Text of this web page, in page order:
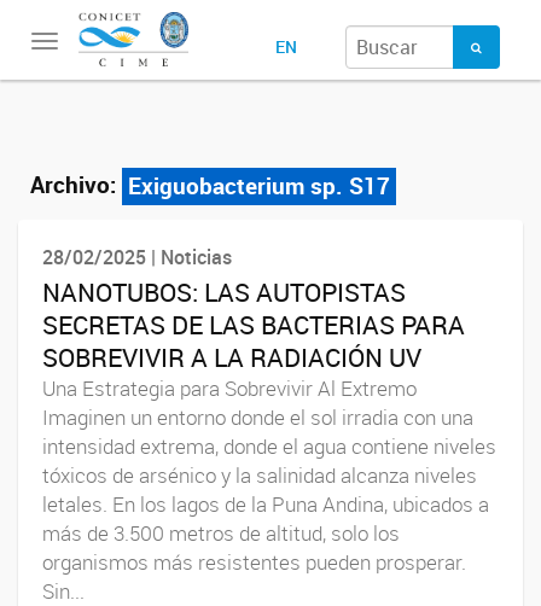
Toggle
navigation
EN
Archivo: Exiguobacterium sp. S17
28/02/2025 | Noticias
NANOTUBOS: LAS AUTOPISTAS
SECRETAS DE LAS BACTERIAS PARA
SOBREVIVIR A LA RADIACIÓN UV
Una Estrategia para Sobrevivir Al Extremo
Imaginen un entorno donde el sol irradia con una
intensidad extrema, donde el agua contiene niveles
tóxicos de arsénico y la salinidad alcanza niveles
letales. En los lagos de la Puna Andina, ubicados a
más de 3.500 metros de altitud, solo los
organismos más resistentes pueden prosperar.
Sin...